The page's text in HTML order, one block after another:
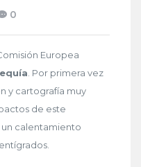
0
Europea
. Por primera vez
y cartografía muy
de este
calentamiento